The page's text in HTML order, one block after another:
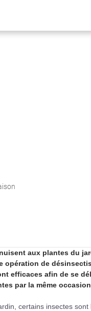
aux plantes du
opération de
efficaces afin de se
par la même
certains insectes